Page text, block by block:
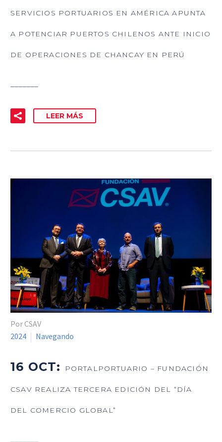
SERVICIOS PORTUARIOS EN AMÉRICA APUNTA
A POTENCIAR PUERTOS CHILENOS ANTE INICIO
DE OPERACIONES DE CHANCAY EN PERÚ
LEER MÁS
Por CSAV
2024
Navegando
16 OCT: PORTALPORTUARIO – FUNDACIÓN
CSAV REALIZA TERCERA EDICIÓN DEL “DÍA
DEL COMERCIO GLOBAL”